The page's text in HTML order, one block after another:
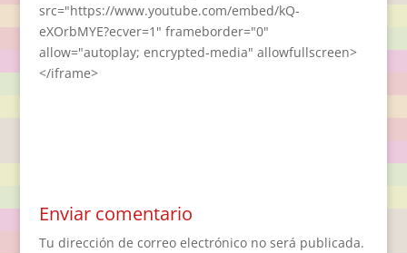
src="https://www.youtube.com/embed/kQ-
eXOrbMYE?ecver=1" frameborder="0"
allow="autoplay; encrypted-media" allowfullscreen>
</iframe>
Enviar comentario
Tu dirección de correo electrónico no será publicada.